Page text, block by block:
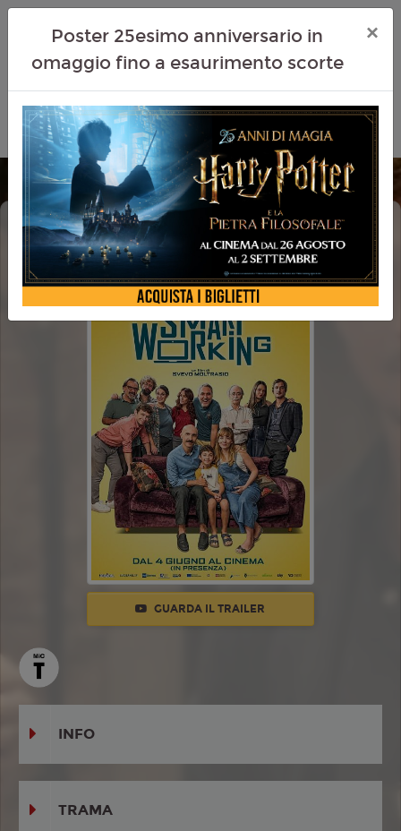
SMART WORKING
GUARDA IL TRAILER
INFO
TRAMA
Poster 25esimo anniversario in
omaggio fino a esaurimento scorte
×